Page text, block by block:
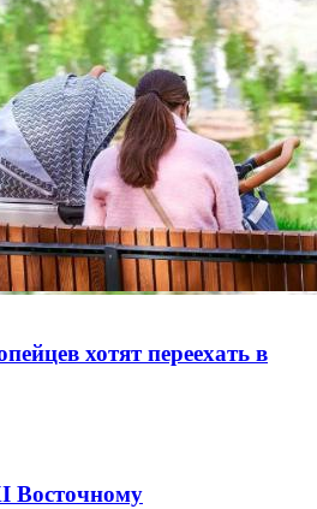
хотят переехать в
Восточному